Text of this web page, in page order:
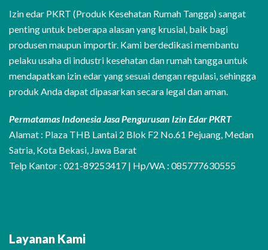
Izin edar PKRT (Produk Kesehatan Rumah Tangga) sangat
penting untuk beberapa alasan yang krusial, baik bagi
produsen maupun importir. Kami berdedikasi membantu
pelaku usaha di industri kesehatan dan rumah tangga untuk
mendapatkan izin edar yang sesuai dengan regulasi, sehingga
produk Anda dapat dipasarkan secara legal dan aman.
Permatamas Indonesia Jasa Pengurusan Izin Edar PKRT
Alamat : Plaza THB Lantai 2 Blok F2 No.61 Pejuang, Medan
Satria, Kota Bekasi, Jawa Barat
Telp Kantor : 021-89253417 | Hp/WA : 085777630555
Layanan Kami